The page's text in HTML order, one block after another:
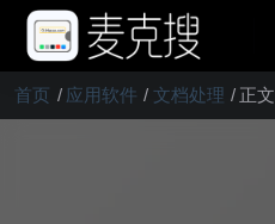
首页 应用软件 文档处理 正文